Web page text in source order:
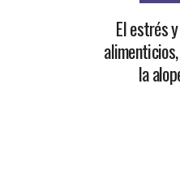
El estrés
la